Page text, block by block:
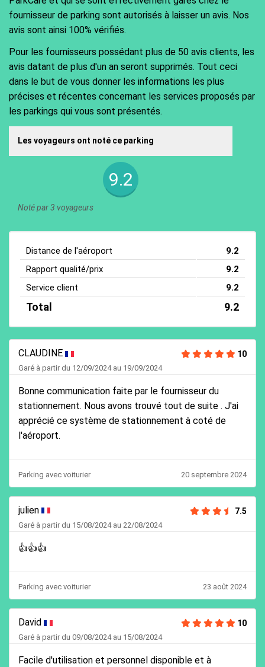
fournisseur de parking sont autorisés à laisser un avis. Nos
avis sont ainsi 100% vérifiés.
Pour les fournisseurs possédant plus de 50 avis clients, les
avis datant de plus d'un an seront supprimés. Tout ceci
dans le but de vous donner les informations les plus
précises et récentes concernant les services proposés par
les parkings qui vous sont présentés.
Les voyageurs ont noté ce parking
9.2
Noté par 3 voyageurs
Distance de l'aéroport
9.2
Rapport qualité/prix
9.2
Service client
9.2
Total 9.2
CLAUDINE 10
Garé à partir du 12/09/2024 au 19/09/2024
Bonne communication faite par le fournisseur du
stationnement. Nous avons trouvé tout de suite . J'ai
apprécié ce système de stationnement à coté de
l'aéroport.
Parking avec voiturier 20 septembre 2024
julien 7.5
Garé à partir du 15/08/2024 au 22/08/2024
👍👍👍
Parking avec voiturier 23 août 2024
David 10
Garé à partir du 09/08/2024 au 15/08/2024
Facile d'utilisation et personnel disponible et à